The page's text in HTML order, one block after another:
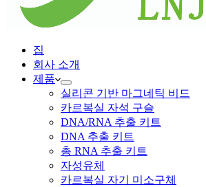
집
회사 소개
제품
실리콘 기반 마그네틱 비드
카르복실 자석 구슬
DNA/RNA 추출 키트
DNA 추출 키트
총 RNA 추출 키트
자성유체
카르복실 자기 미소구체